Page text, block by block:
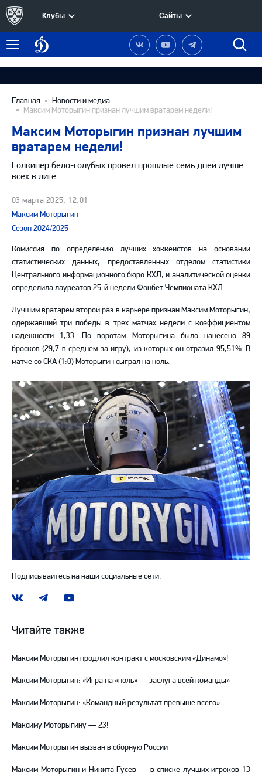
Клубы Сайты
Меню
Динамо
Москва
Наша
группа
Вконтакте
Наш
канал
YouTube
Наш
канал
Telegram
Главная
Новости и медиа
Максим Моторыгин признан лучшим вратарем недели!
Максим Моторыгин признан лучшим
вратарем недели!
Голкипер бело-голубых провел прошлые семь дней лучше
всех в лиге
03 марта 2025, 12:01
Максим Моторыгин
Сезон 2024/2025
Комиссия по определению лучших хоккеистов на основании
статистических данных, предоставленных отделом статистики
Центрального информационного бюро КХЛ, и аналитической оценки
определила лауреатов 25-й недели Фонбет Чемпионата КХЛ.
Лучшим вратарем второй раз в карьере признан Максим Моторыгин,
одержавший три победы в трех матчах недели с коэффициентом
надежности 1,33. По воротам Моторыгина было нанесено 89
бросков (29,7 в среднем за игру), из которых он отразил 95,51%. В
матче со СКА (1:0) Моторыгин сыграл на ноль.
Подписывайтесь на наши социальные сети:
Наша
ВКонтакте
Наш
в
Telegram
Наш
YouTube
Читайте также
Максим Моторыгин продлил контракт с московским «Динамо»!
Максим Моторыгин: «Игра на «ноль» — заслуга всей команды»
Максим Моторыгин: «Командный результат превыше всего»
Максиму Моторыгину — 23!
Максим Моторыгин вызван в сборную России
Максим Моторыгин и Никита Гусев — в списке лучших игроков 13